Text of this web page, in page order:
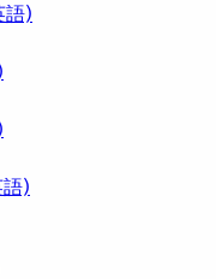
)
)